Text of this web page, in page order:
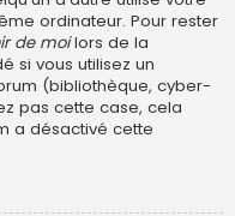
ordinateur. Pour rester
de moilors de la
si vous utilisez un
(bibliothèque, cyber-
pas cette case, cela
a désactivé cette